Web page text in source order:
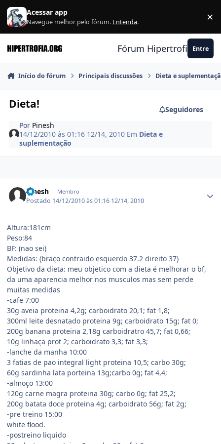
Ir para conteúdo
Acessar app
Navegue melhor pelo fórum. Entenda. ×
Fórum Hipertrofia.org
Entre
Início do fórum Principais discussões Dieta e
Dieta!
Seguidores
Por Pinesh
14/12/2010 às 01:16 12/14, 2010 Em Dieta e
suplementação
Pinesh Membro
Postado 14/12/2010 às 01:16 12/14, 2010
Altura:181cm
Peso:84
BF: (nao sei)
Medidas: (braço contraido esquerdo 37.2 direito 37)
Objetivo da dieta: meu objetico com a dieta é melhorar o bf,
da uma aparencia melhor nos musculos mas sem perde
muitas medidas
-cafe 7:00
30g aveia proteina 4,2g; carboidrato 20,1; fat 1,8;
300ml leite desnatado proteina 9g; carboidrato 15g; fat 0;
200g banana proteina 2,18g carboidratro 45,7; fat 0,66;
10g linhaça prot 2; carboidrato 3,3; fat 3,3;
-lanche da manha 10:00
3 fatias de pao integral light proteina 10,5; carbo 30g;
60g sardinha lata porteina 13g;carbo 0g; fat 4,4;
-almoço 13:00
120g carne magra proteina 30g; carbo 0g; fat 25,2;
200g batata doce proteina 4g; carboidrato 56g; fat 2g;
-pre treino 15:00
white flood.
-postreino liquido